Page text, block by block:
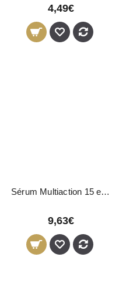
4,49€
Sérum Multiaction 15 em 1 Nirvel 150ml
9,63€